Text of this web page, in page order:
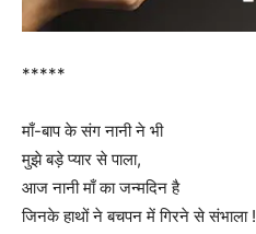
*****
माँ-बाप के संग नानी ने भी
मुझे बड़े प्यार से पाला,
आज नानी माँ का जन्मदिन है
जिनके हाथों ने बचपन में गिरने से संभाला !